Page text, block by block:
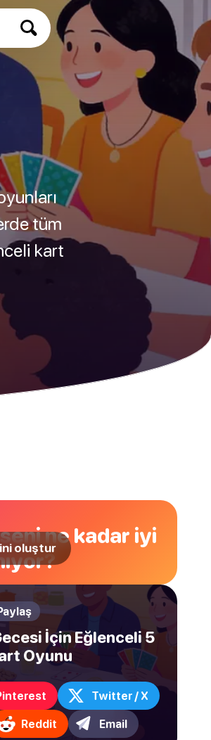
tüm
kart
ne kadar iyi
oluştur
İçin Eğlenceli 5
Oyunu
Twitter / X
Reddit Email